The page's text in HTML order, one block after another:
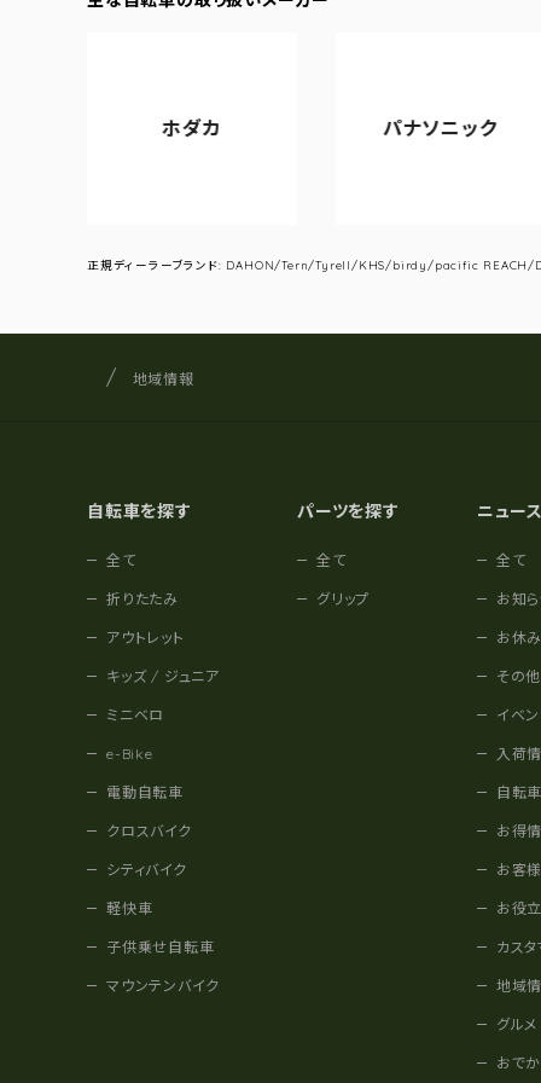
ホダカ パナソニック
正規ディーラーブランド: DAHON/Tern/Tyrell/KHS/birdy/pacific
サイト内の現在地
サイクルショップナカゴヤ
地域情報
自転車を探す
全て
折りたたみ
アウトレット
キッズ / ジュニア
ミニベロ
e-Bike
電動自転車
クロスバイク
シティバイク
軽快車
子供乗せ自転車
マウンテンバイク
パーツを探す
全て
グリップ
ニュー
全て
お知
お休
その
イベン
入荷
自転
お得
お客様
お役
カス
地域
グルメ
おで